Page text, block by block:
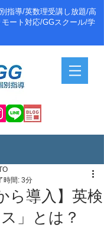
指導/英数理受講し放題/高
ート対応/GGスクール/学
ら導入】英検
」とは？
時間: 3分